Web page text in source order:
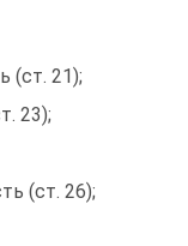
(ст. 21);
23);
(ст. 26);